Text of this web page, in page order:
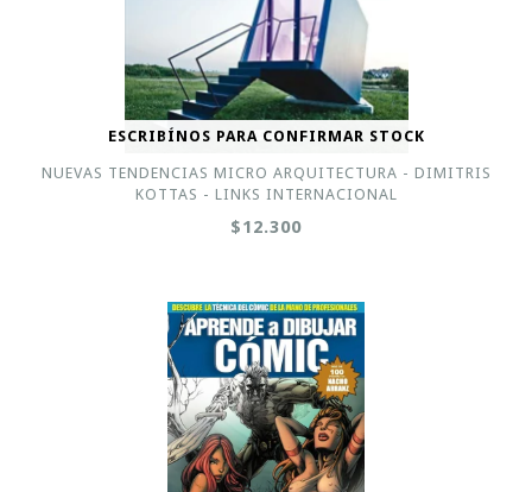
ESCRIBÍNOS PARA CONFIRMAR STOCK
NUEVAS TENDENCIAS MICRO ARQUITECTURA - DIMITRIS
KOTTAS - LINKS INTERNACIONAL
$12.300